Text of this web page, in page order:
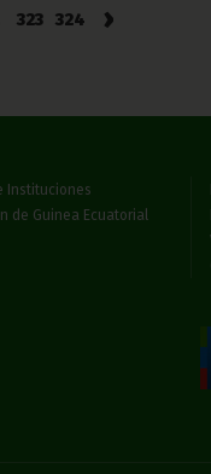
323 324 ›
Instituciones
de Guinea Ecuatorial